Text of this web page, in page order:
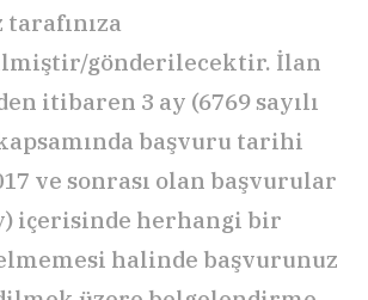
tarafınıza
gönderilecektir. İlan
itibaren 3 ay (6769 sayılı
başvuru tarihi
ve sonrası olan başvurular
içerisinde herhangi bir
halinde başvurunuz